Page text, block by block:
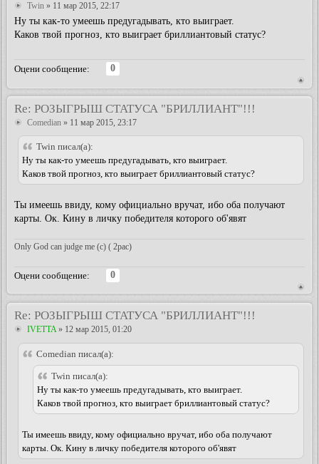
Twin » 11 мар 2015, 22:17
Ну ты как-то умеешь предугадывать, кто выиграет.
Каков твой прогноз, кто выиграет бриллиантовый статус?
Оцени сообщение:
0
Re: РОЗЫГРЫШ СТАТУСА "БРИЛЛИАНТ"!!!
Comedian » 11 мар 2015, 23:17
Twin писал(а):
Ну ты как-то умеешь предугадывать, кто выиграет.
Каков твой прогноз, кто выиграет бриллиантовый статус?
Ты имеешь ввиду, кому официально вручат, ибо оба получают
карты. Ок. Кину в личку победителя которого об'явят
Only God can judge me (c) ( 2pac)
Оцени сообщение:
0
Re: РОЗЫГРЫШ СТАТУСА "БРИЛЛИАНТ"!!!
IVETTA» 12 мар 2015, 01:20
Comedian писал(а):
Twin писал(а):
Ну ты как-то умеешь предугадывать, кто выиграет.
Каков твой прогноз, кто выиграет бриллиантовый статус?
Ты имеешь ввиду, кому официально вручат, ибо оба получают
карты. Ок. Кину в личку победителя которого об'явят